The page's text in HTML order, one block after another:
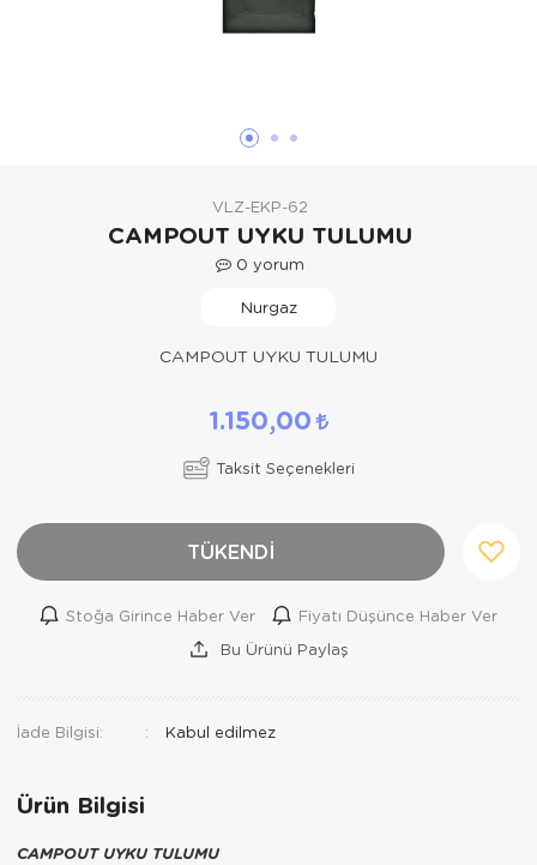
VLZ-EKP-62
CAMPOUT UYKU TULUMU
0 yorum
Nurgaz
CAMPOUT UYKU TULUMU
1.150,00
Taksit Seçenekleri
TÜKENDİ
Stoğa Girince Haber Ver
Fiyatı Düşünce Haber Ver
Bu Ürünü Paylaş
İade Bilgisi:
Ürün Bilgisi
CAMPOUT UYKU TULUMU